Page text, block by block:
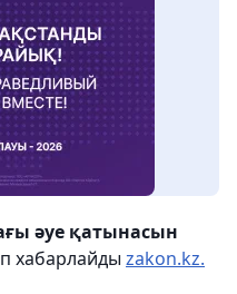
әуе қатынасын
хабарлайды zakon.kz.